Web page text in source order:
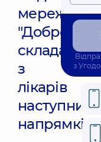
мережі
"Добробут"
з
лікарів
наступних
напрямків:
з